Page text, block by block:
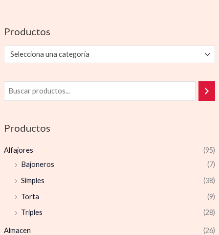
Productos
Selecciona una categoría
Productos
Alfajores
(95)
Bajoneros
(7)
Simples
(38)
Torta
(9)
Triples
(28)
Almacen
(26)